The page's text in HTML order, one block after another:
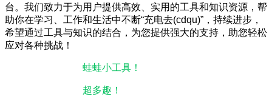
台。我们致力于为用户提供高效、实用的工具和知识资源，帮
助你在学习、工作和生活中不断“充电去(cdqu)”，持续进步，
希望通过工具与知识的结合，为您提供强大的支持，助您轻松
应对各种挑战！
蛙蛙小工具！
超多趣！